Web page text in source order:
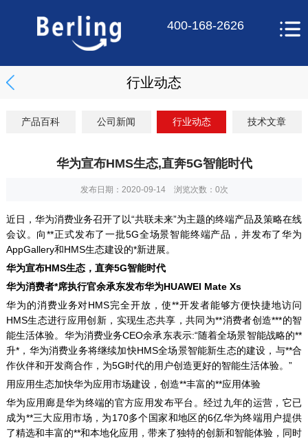
400-168-2626
行业动态
产品百科 公司新闻 行业动态 技术文章
华为宣布HMS生态,直奔5G智能时代
发布日期：2020-09-14 浏览次数： 0次
近日，华为消费业务召开了以“共联未来”为主题的终端产品及策略在线
会议。向**正式发布了一批5G全场景智能终端产品，并发布了华为
AppGallery和HMS生态建设的*新进展。
华为宣布HMS生态，直奔5G智能时代
华为消费者*席执行官余承东发布华为HUAWEI Mate Xs
华为的消费业务对HMS完全开放，使**开发者能够方便快捷地访问
HMS生态进行应用创新，实现生态共享，共同为**消费者创造***的智
能生活体验。华为消费业务CEO余承东表示:“随着全场景智能战略的**
升*，华为消费业务将继续加快HMS全场景智能新生态的建设，与**合
作伙伴和开发商合作，为5G时代的用户创造更好的智能生活体验。”
用应用生态加快华为应用市场建设，创造**丰富的**应用体验
华为应用廊是华为终端的官方应用发布平台。经过九年的运营，它已
成为**三大应用市场，为170多个国家和地区的6亿华为终端用户提供
了精选和丰富的**和本地化应用，带来了独特的创新和智能体验，同时